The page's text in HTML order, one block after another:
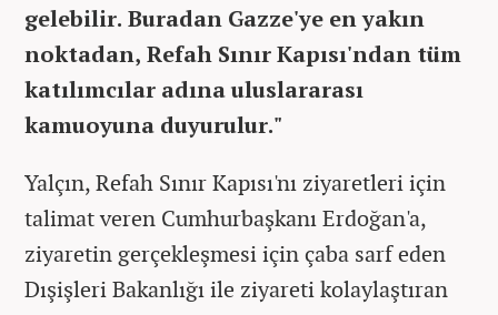
gelebilir. Buradan Gazze'ye en yakın
noktadan, Refah Sınır Kapısı'ndan tüm
katılımcılar adına uluslararası
kamuoyuna duyurulur."
Yalçın, Refah Sınır Kapısı'nı ziyaretleri için
talimat veren Cumhurbaşkanı Erdoğan'a,
ziyaretin gerçekleşmesi için çaba sarf eden
Dışişleri Bakanlığı ile ziyareti kolaylaştıran